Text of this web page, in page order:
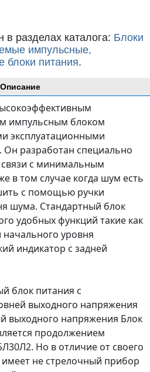
Описание
импульсным блоком
эксплуатационными
Он разработан специально
с минимальным
в том случае когда шум есть
с помощью ручки
шума. Стандартный блок
удобных функций такие как
начального уровня
индикатор с задней
блок питания с
выходного напряжения
выходного напряжения Блок
продолжением
Но в отличие от своего
не стрелочный прибор
в разделах каталога: Блоки
импульсные,
блоки питания.